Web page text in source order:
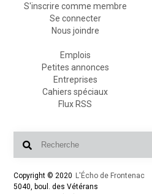
S'inscrire comme membre
Se connecter
Nous joindre
Emplois
Petites annonces
Entreprises
Cahiers spéciaux
Flux RSS
Copyright © 2020 L'Écho de Frontenac
5040, boul. des Vétérans